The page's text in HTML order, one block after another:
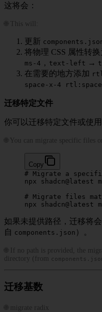
这将会：
🌐 This will:
更新
将物理 CSS 属性转
ms-4 ， text-left →
在需要的地方添加
space-x-4
迁移特定文件
你可以迁移特定文件或使
🌐 You can migrate specific files
Copy
# Migrate a
npx shadcn@latest
# Migrate files
npx shadcn@latest
如果未提供路径，迁移将
自 components.json ）。
🌐 If no path is provided, the
directory (from
迁移基数
🌐 migrate radix